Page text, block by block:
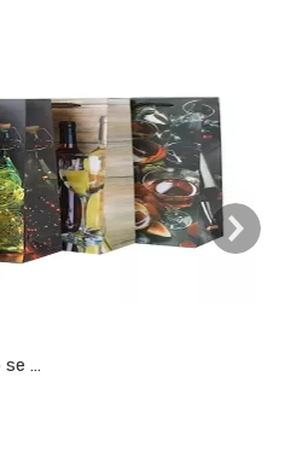
¿Por qué las bolsas de vino se están convirtiendo en un accesorio esencial para los amantes del vino?